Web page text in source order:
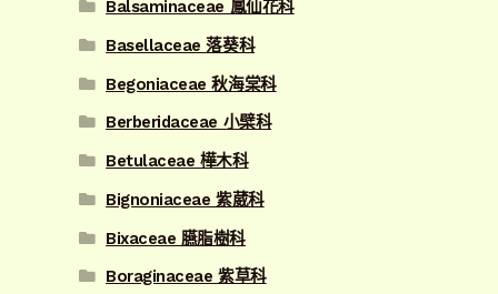
Balsaminaceae 鳳仙花科
Basellaceae 落葵科
Begoniaceae 秋海棠科
Berberidaceae 小檗科
Betulaceae 樺木科
Bignoniaceae 紫葳科
Bixaceae 臙脂樹科
Boraginaceae 紫草科